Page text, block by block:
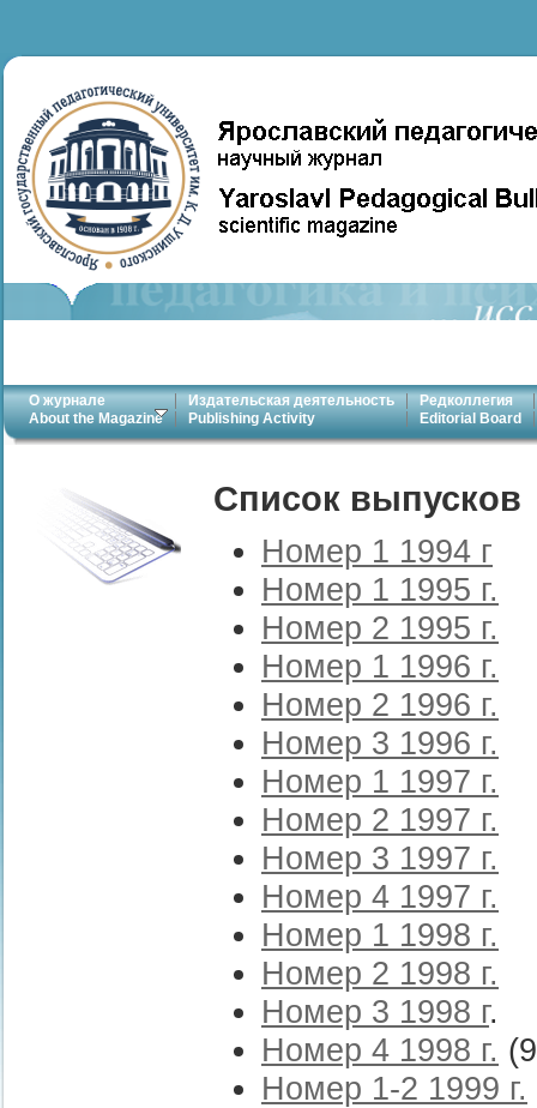
О журнале
About the Magazine
Издательская деятельность
Publishing Activity
Редколлегия
Editorial Board
Список выпусков
Номер 1 1994 г
Номер 1 1995 г.
Номер 2 1995 г.
Номер 1 1996 г.
Номер 2 1996 г.
Номер 3 1996 г.
Номер 1 1997 г.
Номер 2 1997 г.
Номер 3 1997 г.
Номер 4 1997 г.
Номер 1 1998 г.
Номер 2 1998 г.
Номер 3 1998 г.
Номер 4 1998 г.
Номер 1-2 1999 г.